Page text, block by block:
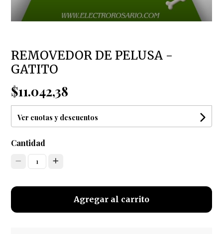
REMOVEDOR DE PELUSA -
GATITO
$11.042,38
Ver cuotas y descuentos
Cantidad
1
Agregar al carrito